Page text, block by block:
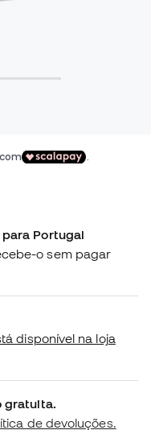
Portugal
o sem pagar
disponível na loja
gratuita.
de devoluções.